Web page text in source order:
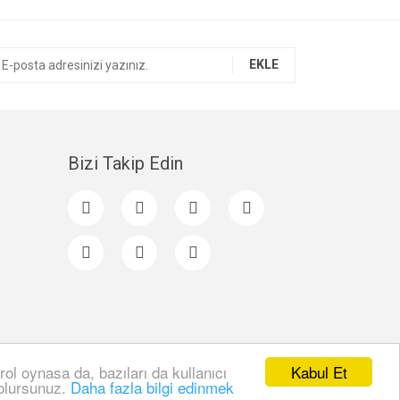
Kabul Et
oynasa da, bazıları da kullanıcı
Daha fazla bilgi edinmek
EKLE
Bizi Takip Edin